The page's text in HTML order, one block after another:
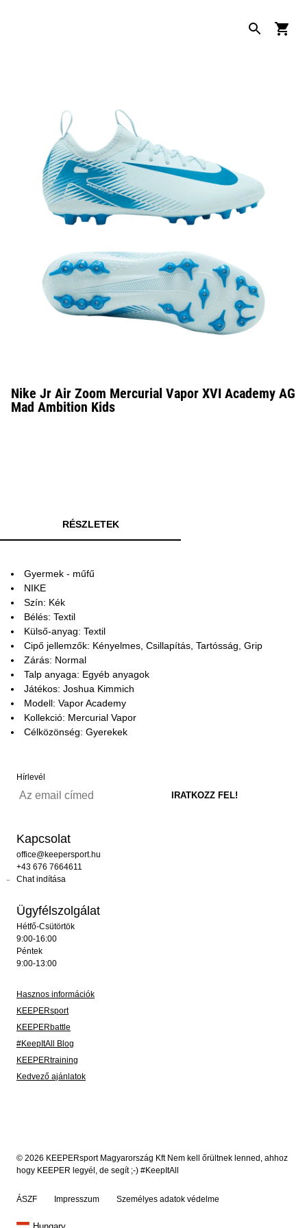
Nike Jr Air Zoom Mercurial Vapor XVI Academy AG
Mad Ambition Kids
RÉSZLETEK
Gyermek - műfű
NIKE
Szín: Kék
Bélés: Textil
Külső-anyag: Textil
Cipő jellemzők: Kényelmes, Csillapítás, Tartósság, Grip
Zárás: Normal
Talp anyaga: Egyéb anyagok
Játékos: Joshua Kimmich
Modell: Vapor Academy
Kollekció: Mercurial Vapor
Célközönség: Gyerekek
Hírlevél
Kapcsolat
office@keepersport.hu
+43 676 7664611
Chat indítása
Ügyfélszolgálat
Hétfő-Csütörtök
9:00-16:00
Péntek
9:00-13:00
Hasznos információk
KEEPERsport
KEEPERbattle
#KeepItAll Blog
KEEPERtraining
Kedvező ajánlatok
© 2026 KEEPERsport Magyarország Kft Nem kell őrültnek lenned, ahhoz
hogy KEEPER legyél, de segít ;-) #KeepItAll
ÁSZF Impresszum Személyes adatok védelme